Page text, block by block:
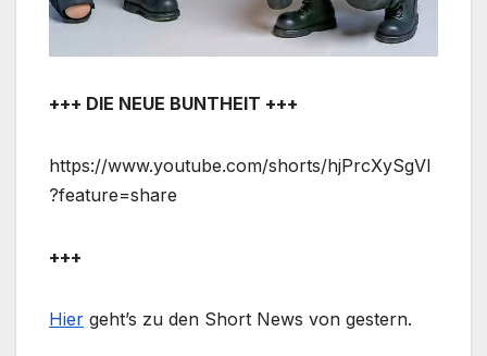
+++ DIE NEUE BUNTHEIT +++
https://www.youtube.com/shorts/hjPrcXySgVI
?feature=share
+++
Hier geht’s zu den Short News von gestern.